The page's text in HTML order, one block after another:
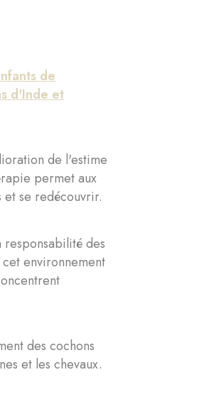
de
d'Inde et
de l'estime
permet aux
et se redécouvrir.
responsabilité des
environnement
des cochons
et les chevaux.